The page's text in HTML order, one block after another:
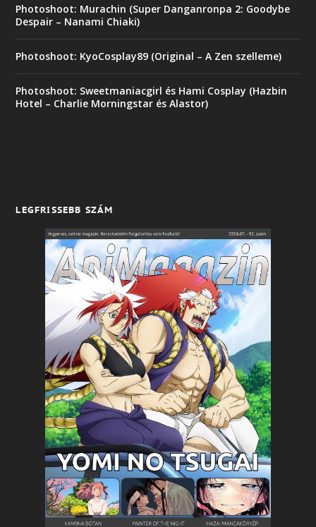
Photoshoot: Murachin (Super Danganronpa 2: Goodybe
Despair – Nanami Chiaki)
Photoshoot: KyoCosplay89 (Original – A Zen szelleme)
Photoshoot: Sweetmaniacgirl és Hami Cosplay (Hazbin
Hotel – Charlie Morningstar és Alastor)
LEGFRISSEBB SZÁM